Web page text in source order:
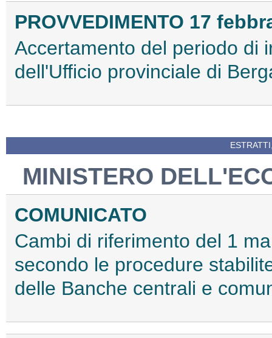
PROVVEDIMENTO 17
Accertamento del periodo di
dell'Ufficio provinciale di
MINISTERO
COMUNICATO
Cambi di riferimento del 1
secondo le procedure
delle Banche centrali e